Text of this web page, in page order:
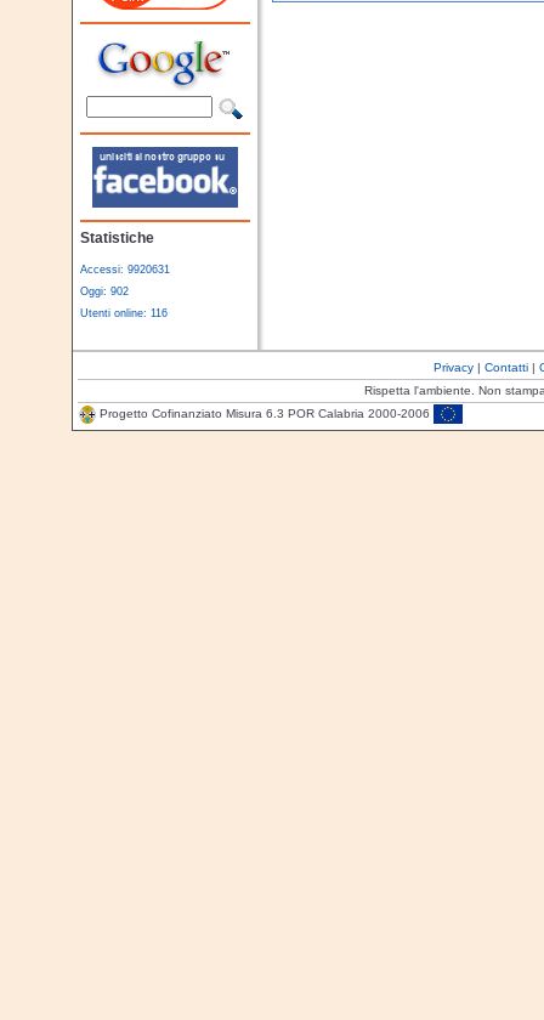
Statistiche
Accessi: 9920631
Oggi: 902
Utenti online: 116
Privacy| Contatti|
Rispetta l'ambiente. Non
Progetto Cofinanziato Misura 6.3 POR Calabria 2000-2006